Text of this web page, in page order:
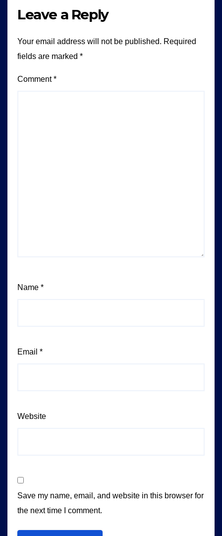
Leave a Reply
Your email address will not be published. Required
fields are marked *
Comment*
Name *
Email *
Website
Save my name, email, and website in this browser for
the next time I comment.